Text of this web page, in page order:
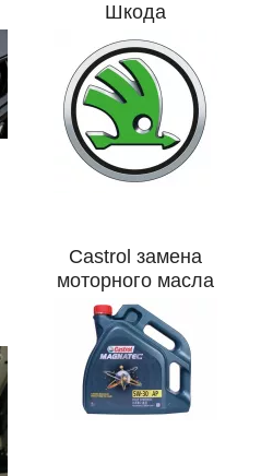
Шкода
Castrol замена
моторного масла